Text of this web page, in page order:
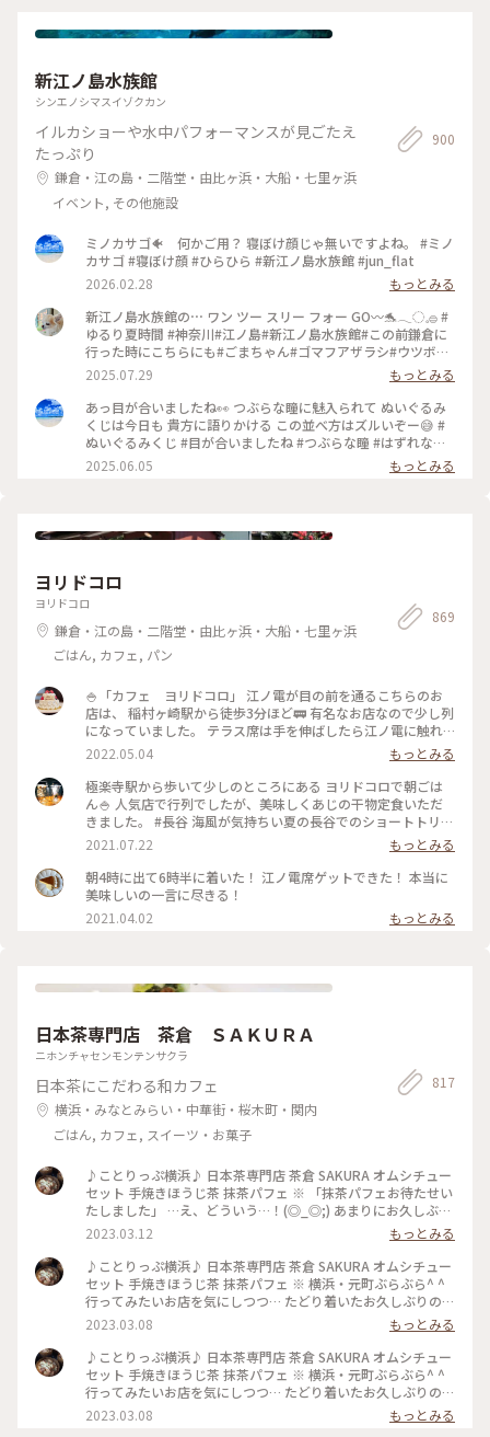
新江ノ島水族館
シンエノシマスイゾクカン
イルカショーや水中パフォーマンスが見ごたえ
たっぷり
鎌倉・江の島・二階堂・由比ヶ浜・大船・七里ヶ浜
イベント, その他施設
900
ミノカサゴ🐠 何かご用？ 寝ぼけ顔じゃ無いですよね。 #ミノ
カサゴ #寝ぼけ顔 #ひらひら #新江ノ島水族館 #jun_flat
2026.02.28
もっとみる
新江ノ島水族館の⋯ ワン ツー スリー フォー GO〰️🐬𓂃◌𓈒𓐍 #
ゆるり夏時間 #神奈川#江ノ島#新江ノ島水族館#この前鎌倉に
行った時にこちらにも#ごまちゃん#ゴマフアザラシ#ウツボ#
お気に入りの3匹でピョンピョンしてる子たち#海岸バックで泳
ぐクラゲたち#イルカショー#シーキャンドルが見える✨️
2025.07.29
もっとみる
あっ目が合いましたね👀 つぶらな瞳に魅入られて ぬいぐるみ
くじは今日も 貴方に語りかける この並べ方はズルいぞー😅 #
ぬいぐるみくじ #目が合いましたね #つぶらな瞳 #はずれなし
#新江ノ島水族館 #jun_flut
2025.06.05 もっとみる
ヨリドコロ
ヨリドコロ
鎌倉・江の島・二階堂・由比ヶ浜・大船・七里ヶ浜
ごはん, カフェ, パン
869
🍚「カフェ ヨリドコロ」 江ノ電が目の前を通るこちらのお
店は、 稲村ヶ崎駅から徒歩3分ほど🚃 有名なお店なので少し列
になっていました。 テラス席は手を伸ばしたら江ノ電に触れ
そうなくらい近い..! ・ ご飯はしらす丼と卵かけご飯を注文。
卵かけご飯は自力で泡立てる方式。 体に良さそうなメニュー
でホッと一息、、 と思ったら、江ノ電が通過するのでずっと
アトラクション気分で楽しめました♪ #春風さんぽ #ヒーリン
グ旅 #Myことりっぷ #鎌倉 #鎌倉カフェ #江ノ電
2022.05.04
もっとみる
極楽寺駅から歩いて少しのところにある ヨリドコロで朝ごは
ん🍚 人気店で行列でしたが、美味しくあじの干物定食いただ
きました。 #長谷 海風が気持ちい夏の長谷でのショートトリッ
プにて🌊☀️ #鎌倉#長谷#極楽寺#ヨリドコロ#朝ごはん
2021.07.22
もっとみる
朝4時に出て6時半に着いた！ 江ノ電席ゲットできた！ 本当に
美味しいの一言に尽きる！
2021.04.02
もっとみる
日本茶専門店 茶倉 ＳＡＫＵＲＡ
ニホンチャセンモンテンサクラ
日本茶にこだわる和カフェ
横浜・みなとみらい・中華街・桜木町・関内
ごはん, カフェ, スイーツ・お菓子
817
♪ことりっぷ横浜♪ 日本茶専門店 茶倉 SAKURA オムシチュー
セット 手焼きほうじ茶 抹茶パフェ ※ 「抹茶パフェお待たせい
たしました」 …え、どういう…！(◎_◎;) あまりにお久しぶり
で 抹茶パフェが リニューアルしていることも知らず 衝撃
的〜！！ なんと雲…いや、わたあめがモリッと 爆発的に？！
のってます(*^o^*) とりあえず写真、写真（笑） あまりの動揺
にわたあめを食べながら 落としたり(^^;; でもわたあめの中か
らは 私の知ってるおいしい抹茶パフェ☆ 抹茶づくしのおいし
いパフェでした！ そしてそして 満腹になりすぎました…
(o^^o) 楽しいランチタイムでした〜☆ #私のことりっぷ旅
#Myことりっぷ #パフェ #抹茶 #日本茶 #ランチ #カフェ ##元
町 #横浜
2023.03.12
もっとみる
♪ことりっぷ横浜♪ 日本茶専門店 茶倉 SAKURA オムシチュー
セット 手焼きほうじ茶 抹茶パフェ ※ 横浜・元町ぶらぶら^ ^
行ってみたいお店を気にしつつ… たどり着いたお久しぶりの
「日本茶専門店 茶倉 SAKURA」 ランチメニューの オムシチュ
ーセットを いただきました☆ 登場したのは オムライスに 豆乳
のシチューをたっぷりかけた ボリューム満点の一品☆ オムラ
イスのご飯は ほうじ茶で炊いた香ばしご飯☆ 豆乳シチューと
たまごが一体に とろり〜☆ ん〜おいしっ(o^^o) ※ そして次に
ランチには 人気の抹茶パフェを追加できたので またまたお久
しぶりの 茶倉の抹茶パフェ登場です〜(^O^) #私のことりっぷ
2023.03.08
もっとみる
♪ことりっぷ横浜♪ 日本茶専門店 茶倉 SAKURA オムシチュー
セット 手焼きほうじ茶 抹茶パフェ ※ 横浜・元町ぶらぶら^ ^
行ってみたいお店を気にしつつ… たどり着いたお久しぶりの
「日本茶専門店 茶倉 SAKURA」 ランチメニューの オムシチュ
ーセットを いただきました☆ 登場したのは オムライスに 豆乳
2023.03.08 もっとみる